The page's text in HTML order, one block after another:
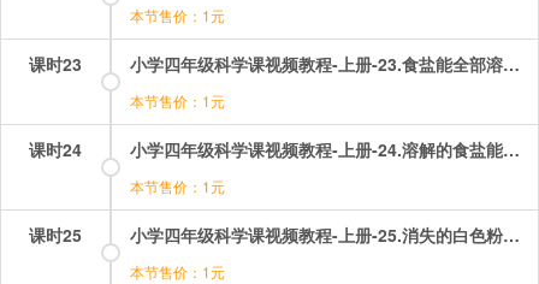
本节售价：1元
课时23 小学四年级科学课视频教程-上册-23.食盐能全部溶解吗？.mp4
本节售价：1元
课时24 小学四年级科学课视频教程-上册-24.溶解的食盐能还原吗.mp4
本节售价：1元
课时25 小学四年级科学课视频教程-上册-25.消失的白色粉末.mp4
本节售价：1元